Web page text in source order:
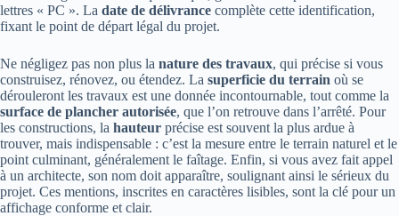
lettres « PC ». La date de délivrance complète cette identification,
fixant le point de départ légal du projet.
Ne négligez pas non plus la nature des travaux, qui précise si vous
construisez, rénovez, ou étendez. La superficie du terrain où se
dérouleront les travaux est une donnée incontournable, tout comme la
surface de plancher autorisée, que l’on retrouve dans l’arrêté. Pour
les constructions, la hauteur précise est souvent la plus ardue à
trouver, mais indispensable : c’est la mesure entre le terrain naturel et le
point culminant, généralement le faîtage. Enfin, si vous avez fait appel
à un architecte, son nom doit apparaître, soulignant ainsi le sérieux du
projet. Ces mentions, inscrites en caractères lisibles, sont la clé pour un
affichage conforme et clair.